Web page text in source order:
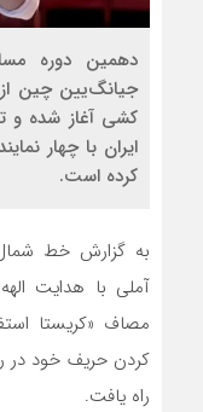
دهمین دوره
ایران با چهار
کرده است.
آملی با هدایت
مصاف «کریستا
کردن حریف خود در
راه یافت.